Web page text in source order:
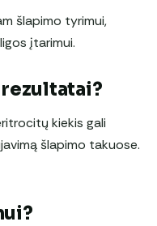
šlapimo tyrimui,
įtarimui.
rezultatai?
kiekis gali
šlapimo takuose.